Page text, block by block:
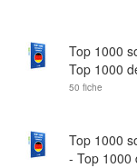
Top 1000
Top 1000
50 fiche
Top 1000
- Top 1000